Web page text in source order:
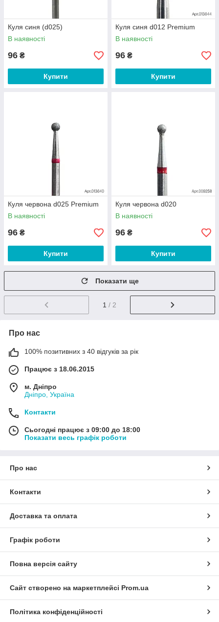
Куля синя (d025)
В наявності
96 ₴
Купити
Куля синя d012 Premium
В наявності
96 ₴
Купити
Куля червона d025 Premium
В наявності
96 ₴
Купити
Куля червона d020
В наявності
96 ₴
Купити
Показати ще
1 / 2
Про нас
100% позитивних з 40 відгуків за рік
Працює з 18.06.2015
м. Дніпро
Дніпро, Україна
Контакти
Сьогодні працює з 09:00 до 18:00
Показати весь графік роботи
Про нас
Контакти
Доставка та оплата
Графік роботи
Повна версія сайту
Сайт створено на маркетплейсі Prom.ua
Політика конфіденційності